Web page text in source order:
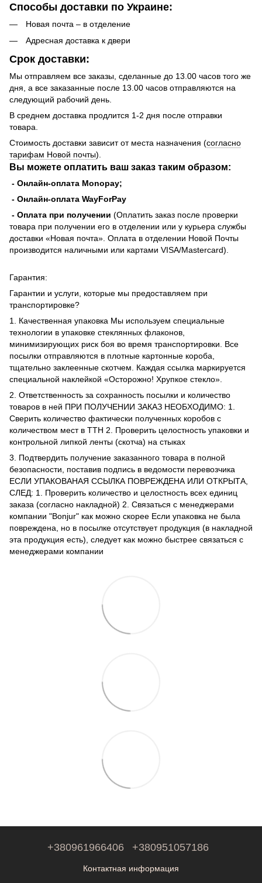
Способы доставки по Украине:
Новая почта – в отделение
Адресная доставка к двери
Срок доставки:
Мы отправляем все заказы, сделанные до 13.00 часов того же
дня, а все заказанные после 13.00 часов отправляются на
следующий рабочий день.
В среднем доставка продлится 1-2 дня после отправки
товара.
Стоимость доставки зависит от места назначения (согласно
тарифам Новой почты).
Вы можете оплатить ваш заказ таким образом:
- Онлайн-оплата Monopay;
- Онлайн-оплата WayForPay
- Оплата при получении (Оплатить заказ после проверки
товара при получении его в отделении или у курьера службы
доставки «Новая почта». Оплата в отделении Новой Почты
производится наличными или картами VISA/Mastercard).
Гарантия:
Гарантии и услуги, которые мы предоставляем при
транспортировке?
1. Качественная упаковка Мы используем специальные
технологии в упаковке стеклянных флаконов,
минимизирующих риск боя во время транспортировки. Все
посылки отправляются в плотные картонные короба,
тщательно заклеенные скотчем. Каждая ссылка маркируется
специальной наклейкой «Осторожно! Хрупкое стекло».
2. Ответственность за сохранность посылки и количество
товаров в ней ПРИ ПОЛУЧЕНИИ ЗАКАЗ НЕОБХОДИМО: 1.
Сверить количество фактически полученных коробов с
количеством мест в ТТН 2. Проверить целостность упаковки и
контрольной липкой ленты (скотча) на стыках
3. Подтвердить получение заказанного товара в полной
безопасности, поставив подпись в ведомости перевозчика
ЕСЛИ УПАКОВАНАЯ ССЫЛКА ПОВРЕЖДЕНА ИЛИ ОТКРЫТА,
СЛЕД: 1. Проверить количество и целостность всех единиц
заказа (согласно накладной) 2. Связаться с менеджерами
компании "Bonjur" как можно скорее Если упаковка не была
повреждена, но в посылке отсутствует продукция (в накладной
эта продукция есть), следует как можно быстрее связаться с
менеджерами компании
+380961966406 +380951057186
Контактная информация